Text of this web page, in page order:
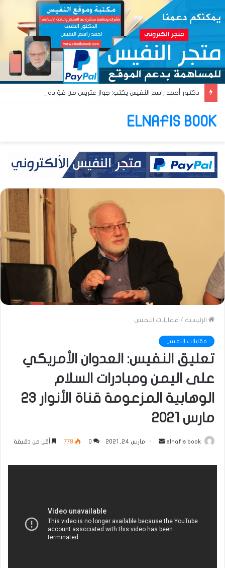
ELNAFIS BOOK
الرئيسية / مقابلات النفيس
مقابلات النفيس
تعليق النفيس: العدوان الأمريكي
على اليمن ومبادرات السلام
الوهابية المزعومة قناة الأنوار 23
مارس 2021
elnafis book
أرسل
إلكترونيا
مارس 24, 2021 0
778 أقل من دقيقة